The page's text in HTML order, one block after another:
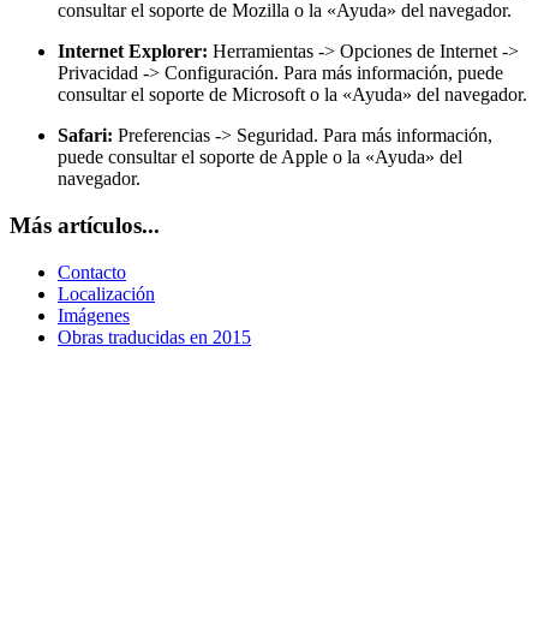
consultar el soporte de Mozilla o la «Ayuda» del navegador.
Internet Explorer: Herramientas -> Opciones de Internet ->
Privacidad -> Configuración. Para más información, puede
consultar el soporte de Microsoft o la «Ayuda» del navegador.
Safari: Preferencias -> Seguridad. Para más información,
puede consultar el soporte de Apple o la «Ayuda» del
navegador.
Más artículos...
Contacto
Localización
Imágenes
Obras traducidas en 2015